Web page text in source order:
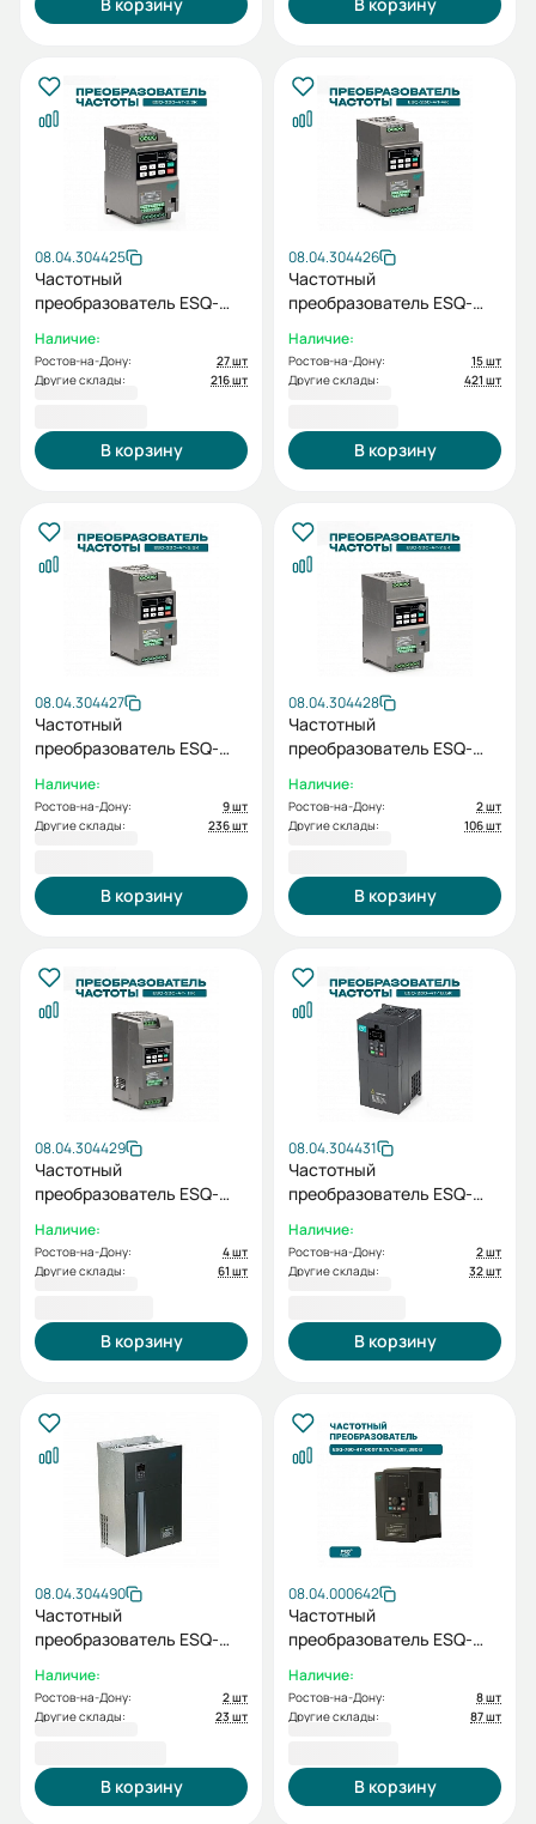
08.04.304425
Частотный
преобразователь ESQ-
Наличие:
Ростов-на-Дону:
27 шт
Другие склады:
216 шт
В корзину
08.04.304426
Частотный
преобразователь ESQ-
Наличие:
Ростов-на-Дону:
15 шт
Другие склады:
421 шт
В корзину
08.04.304427
Частотный
преобразователь ESQ-
Наличие:
Ростов-на-Дону:
9 шт
Другие склады:
236 шт
В корзину
08.04.304428
Частотный
преобразователь ESQ-
Наличие:
Ростов-на-Дону:
2 шт
Другие склады:
106 шт
В корзину
08.04.304429
Частотный
преобразователь ESQ-
Наличие:
Ростов-на-Дону:
4 шт
Другие склады:
61 шт
В корзину
08.04.304431
Частотный
преобразователь ESQ-
380В
Наличие:
Ростов-на-Дону:
2 шт
Другие склады:
32 шт
В корзину
08.04.304490
Частотный
преобразователь ESQ-
Наличие:
Ростов-на-Дону:
2 шт
Другие склады:
23 шт
В корзину
08.04.000642
Частотный
преобразователь ESQ-
380 В
Наличие:
Ростов-на-Дону:
8 шт
Другие склады:
87 шт
В корзину